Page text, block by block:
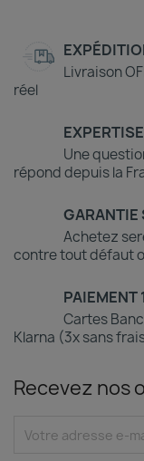
Livraison
réel
Une
répond depuis la
GARANTIE
Achetez
contre tout défaut
PAIEMENT
Cartes
Klarna (3x sans
Recevez nos